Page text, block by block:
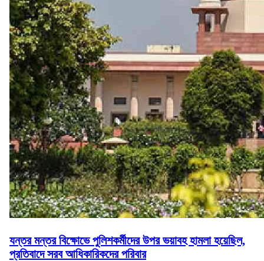
যন্তর মন্তর বিক্ষোভে পুলিশকর্মীদের উপর ভয়াবহ হামলা হয়েছিল,
প্রতিবাদে সরব আধিকারিকদের পরিবার